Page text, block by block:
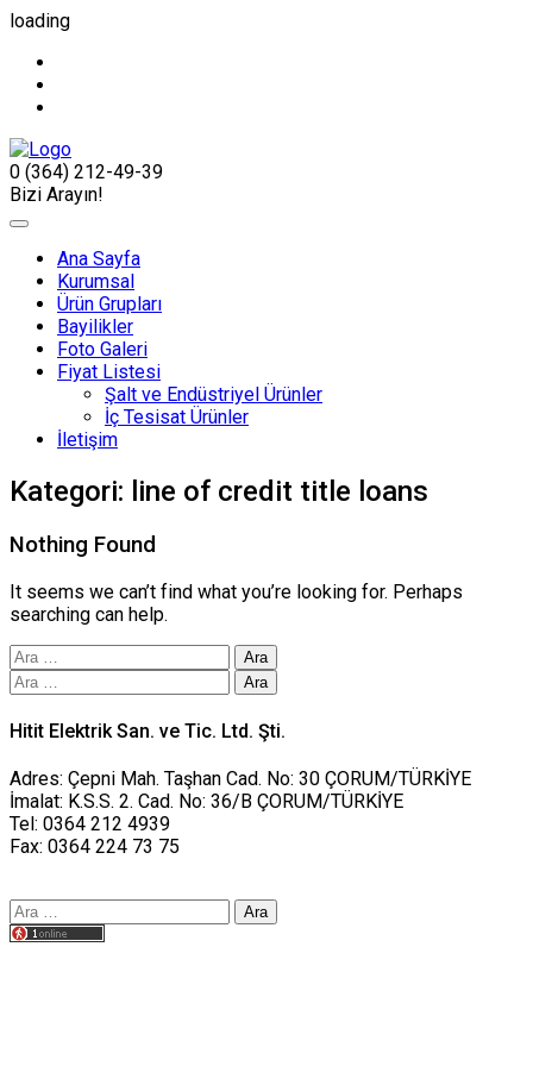
loading
0 (364) 212-49-39
Bizi Arayın!
Ana Sayfa
Kurumsal
Ürün Grupları
Bayilikler
Foto Galeri
Fiyat Listesi
Şalt ve Endüstriyel Ürünler
İç Tesisat Ürünler
İletişim
Kategori: line of credit title loans
Nothing Found
It seems we can’t find what you’re looking for. Perhaps
searching can help.
Arama:
Arama:
Hitit Elektrik San. ve Tic. Ltd. Şti.
Adres: Çepni Mah. Taşhan Cad. No: 30 ÇORUM/TÜRKİYE
İmalat: K.S.S. 2. Cad. No: 36/B ÇORUM/TÜRKİYE
Tel: 0364 212 4939
Fax: 0364 224 73 75
Arama: